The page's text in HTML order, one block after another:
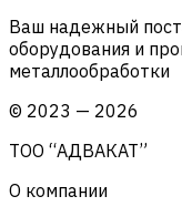
Ваш надежный
оборудования и
металлообработки
© 2023 — 2026
ТОО “АДВАКАТ”
О компании